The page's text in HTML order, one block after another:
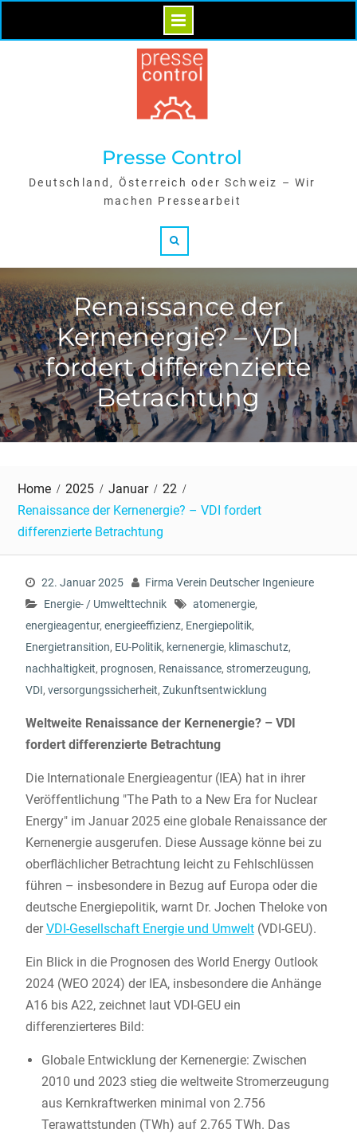
Skip
Presse Control
Deutschland, Österreich oder Schweiz – Wir
machen Pressearbeit
Renaissance der
Kernenergie? – VDI
fordert differenzierte
Betrachtung
Home 2025 Januar
22
Renaissance der Kernenergie? – VDI fordert
differenzierte Betrachtung
22. Januar 2025
Firma Verein Deutscher Ingenieure
Energie- / Umwelttechnik
atomenergie,
energieagentur, energieeffizienz, Energiepolitik,
Energietransition, EU-Politik, kernenergie, klimaschutz,
nachhaltigkeit, prognosen, Renaissance, stromerzeugung,
VDI, versorgungssicherheit, Zukunftsentwicklung
Weltweite Renaissance der Kernenergie? – VDI
fordert differenzierte Betrachtung
Die Internationale Energieagentur (IEA) hat in ihrer
Veröffentlichung "The Path to a New Era for Nuclear
Energy" im Januar 2025 eine globale Renaissance der
Kernenergie ausgerufen. Diese Aussage könne bei zu
oberflächlicher Betrachtung leicht zu Fehlschlüssen
führen – insbesondere in Bezug auf Europa oder die
deutsche Energiepolitik, warnt Dr. Jochen Theloke von
derVDI-Gesellschaft Energie und Umwelt(VDI-GEU).
Ein Blick in die Prognosen des World Energy Outlook
2024 (WEO 2024) der IEA, insbesondere die Anhänge
A16 bis A22, zeichnet laut VDI-GEU ein
differenzierteres Bild:
Globale Entwicklung der Kernenergie: Zwischen
2010 und 2023 stieg die weltweite Stromerzeugung
aus Kernkraftwerken minimal von 2.756
Terawattstunden (TWh) auf 2.765 TWh. Das